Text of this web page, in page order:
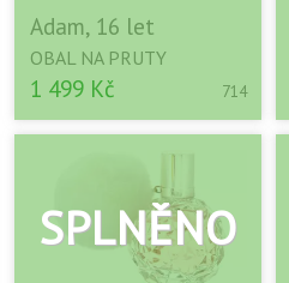
Adam, 16 let
OBAL NA PRUTY
1 499 Kč 714